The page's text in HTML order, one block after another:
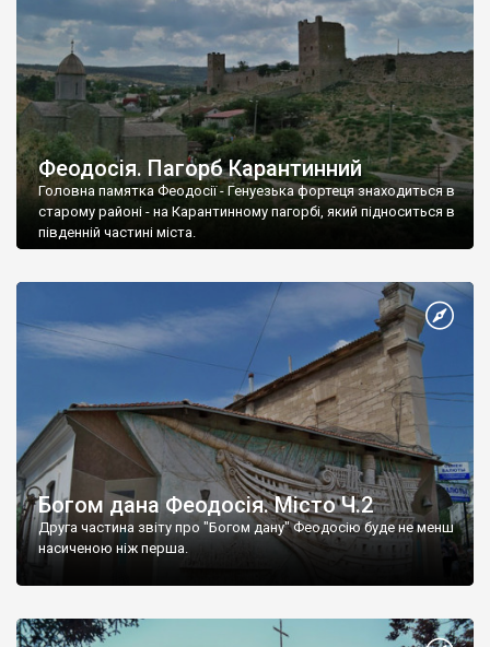
Феодосія. Пагорб Карантинний
Головна памятка Феодосії - Генуезька фортеця знаходиться в
старому районі - на Карантинному пагорбі, який підноситься в
південній частині міста.
Богом дана Феодосія. Місто Ч.2
Друга частина звіту про "Богом дану" Феодосію буде не менш
насиченою ніж перша.